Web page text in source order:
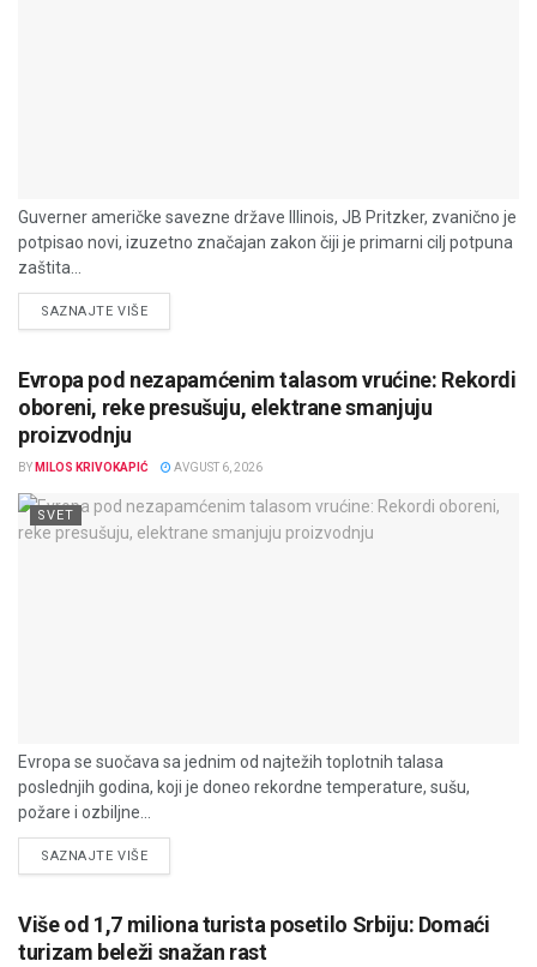
Guverner američke savezne države Illinois, JB Pritzker, zvanično je
potpisao novi, izuzetno značajan zakon čiji je primarni cilj potpuna
zaštita...
SAZNAJTE VIŠEDETAILS
Evropa pod nezapamćenim talasom vrućine: Rekordi
oboreni, reke presušuju, elektrane smanjuju
proizvodnju
BY MILOS KRIVOKAPIĆ AVGUST 6, 2026
SVET
Evropa se suočava sa jednim od najtežih toplotnih talasa
poslednjih godina, koji je doneo rekordne temperature, sušu,
požare i ozbiljne...
SAZNAJTE VIŠEDETAILS
Više od 1,7 miliona turista posetilo Srbiju: Domaći
turizam beleži snažan rast